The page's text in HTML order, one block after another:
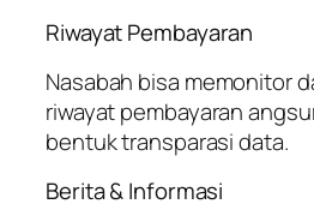
Riwayat Pembayaran
Nasabah bisa memonitor
riwayat pembayaran
bentuk transparasi data.
Berita & Informasi